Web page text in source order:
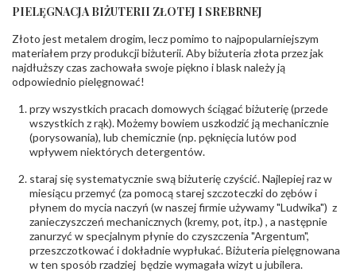
KAMIENIE
Rodzaje
kamieni:
Cyrkonia
Liczba kamieni:
Cyrkonia - 5 szt.
Szlif kamieni:
(łącznie)
INNE PARAMETRY
odpowiedzialny:
Opole; NIP 7542889545; Tel. +48 77 54 90 100;
biuro@stelmach.pl
Bezpieczeństwo
- rodzaj
ostrzeżenia:
Nie nadaje się dla dzieci w wieku poniżej 3 lat
,Elementy w wyrobie wykonane z białego złota
zawierają nikiel
PIELĘGNACJA BIŻUTERII ZŁOTEJ I SREBRNEJ
Złoto jest metalem drogim, lecz pomimo to najpopularniejszym
materiałem przy produkcji biżuterii. Aby biżuteria złota przez jak
najdłuższy czas zachowała swoje piękno i blask należy ją
odpowiednio pielęgnować!
przy wszystkich pracach domowych ściągać biżuterię (przede
wszystkich z rąk). Możemy bowiem uszkodzić ją mechanicznie
(porysowania), lub chemicznie (np. pęknięcia lutów pod
wpływem niektórych detergentów.
staraj się systematycznie swą biżuterię czyścić. Najlepiej raz w
miesiącu przemyć (za pomocą starej szczoteczki do zębów i
płynem do mycia naczyń (w naszej firmie używamy "Ludwika") z
zanieczyszczeń mechanicznych (kremy, pot, itp.) , a następnie
zanurzyć w specjalnym płynie do czyszczenia "Argentum",
przeszczotkować i dokładnie wypłukać. Biżuteria pielęgnowana
w ten sposób rzadziej będzie wymagała wizyt u jubilera.